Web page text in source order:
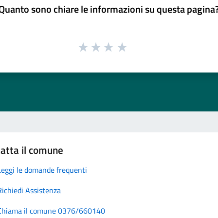
sono chiare le informazioni su questa
il comune
le domande frequenti
Assistenza
il comune 0376/660140